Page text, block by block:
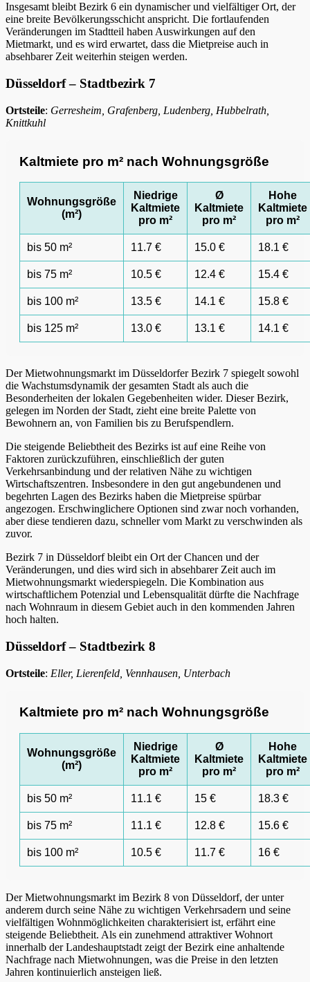
Insgesamt bleibt Bezirk 6 ein dynamischer und vielfältiger Ort, der
eine breite Bevölkerungsschicht anspricht. Die fortlaufenden
Veränderungen im Stadtteil haben Auswirkungen auf den
Mietmarkt, und es wird erwartet, dass die Mietpreise auch in
absehbarer Zeit weiterhin steigen werden.
Düsseldorf – Stadtbezirk 7
Ortsteile: Gerresheim, Grafenberg, Ludenberg, Hubbelrath,
Knittkuhl
Kaltmiete pro m² nach Wohnungsgröße
Wohnungsgröße
(m²)
Niedrige
Kaltmiete
pro m²
Ø
Kaltmiete
pro m²
Hohe
Kaltmiete
pro m²
bis 50 m² 11.7 € 15.0 € 18.1 €
bis 75 m² 10.5 € 12.4 € 15.4 €
bis 100 m² 13.5 € 14.1 € 15.8 €
bis 125 m² 13.0 € 13.1 € 14.1 €
Der Mietwohnungsmarkt im Düsseldorfer Bezirk 7 spiegelt sowohl
die Wachstumsdynamik der gesamten Stadt als auch die
Besonderheiten der lokalen Gegebenheiten wider. Dieser Bezirk,
gelegen im Norden der Stadt, zieht eine breite Palette von
Bewohnern an, von Familien bis zu Berufspendlern.
Die steigende Beliebtheit des Bezirks ist auf eine Reihe von
Faktoren zurückzuführen, einschließlich der guten
Verkehrsanbindung und der relativen Nähe zu wichtigen
Wirtschaftszentren. Insbesondere in den gut angebundenen und
begehrten Lagen des Bezirks haben die Mietpreise spürbar
angezogen. Erschwinglichere Optionen sind zwar noch vorhanden,
aber diese tendieren dazu, schneller vom Markt zu verschwinden als
zuvor.
Bezirk 7 in Düsseldorf bleibt ein Ort der Chancen und der
Veränderungen, und dies wird sich in absehbarer Zeit auch im
Mietwohnungsmarkt wiederspiegeln. Die Kombination aus
wirtschaftlichem Potenzial und Lebensqualität dürfte die Nachfrage
nach Wohnraum in diesem Gebiet auch in den kommenden Jahren
hoch halten.
Düsseldorf – Stadtbezirk 8
Ortsteile: Eller, Lierenfeld, Vennhausen, Unterbach
Kaltmiete pro m² nach Wohnungsgröße
Wohnungsgröße
(m²)
Niedrige
Kaltmiete
pro m²
Ø
Kaltmiete
pro m²
Hohe
Kaltmiete
pro m²
bis 50 m² 11.1 € 15 € 18.3 €
bis 75 m² 11.1 € 12.8 € 15.6 €
bis 100 m² 10.5 € 11.7 € 16 €
Der Mietwohnungsmarkt im Bezirk 8 von Düsseldorf, der unter
anderem durch seine Nähe zu wichtigen Verkehrsadern und seine
vielfältigen Wohnmöglichkeiten charakterisiert ist, erfährt eine
steigende Beliebtheit. Als ein zunehmend attraktiver Wohnort
innerhalb der Landeshauptstadt zeigt der Bezirk eine anhaltende
Nachfrage nach Mietwohnungen, was die Preise in den letzten
Jahren kontinuierlich ansteigen ließ.